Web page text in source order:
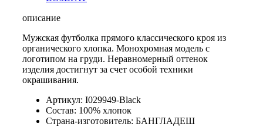
описание
Мужская футболка прямого классического кроя из
органического хлопка. Монохромная модель с
логотипом на груди. Неравномерный оттенок
изделия достигнут за счет особой техники
окрашивания.
Артикул: I029949-Black
Состав: 100% хлопок
Страна-изготовитель: БАНГЛАДЕШ